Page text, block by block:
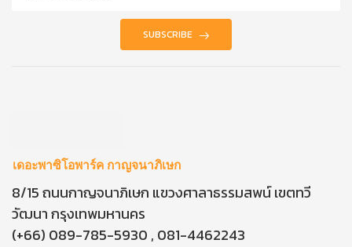
SUBSCRIBE
เดอะพาซิโอพาร์ค กาญจนาภิเษก
8/15 ถนนกาญจนาภิเษก แขวงศาลาธรรมสพน์ เขตทวี
วัฒนา กรุงเทพมหานคร
(+66) 089-785-5930 , 081-4462243